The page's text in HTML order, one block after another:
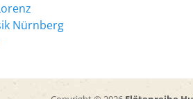
Nürnberg